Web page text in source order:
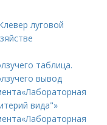
луговой
таблица.
вывод
вида"»